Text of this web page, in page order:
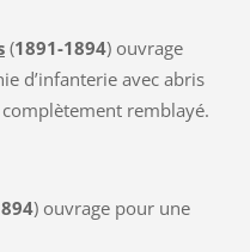
(1891-1894) ouvrage
d’infanterie avec abris
remblayé.
) ouvrage pour une